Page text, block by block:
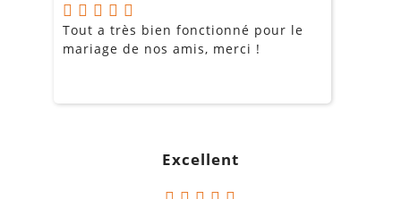
Tout a très bien fonctionné pour le
mariage de nos amis, merci !
Excellent